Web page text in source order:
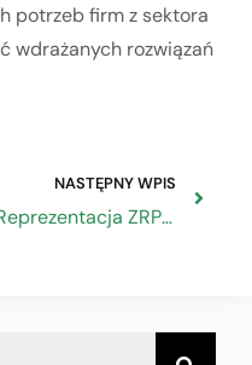
potrzeb firm z sektora
wdrażanych rozwiązań
NASTĘPNY WPIS
Reprezentacja ZRP na Europejskim Komitecie Ekonomiczo – Społecznym